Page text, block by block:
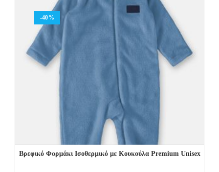
-40%
Βρεφικό Φορμάκι Ισοθερμικό με Kουκούλα Premium Unisex